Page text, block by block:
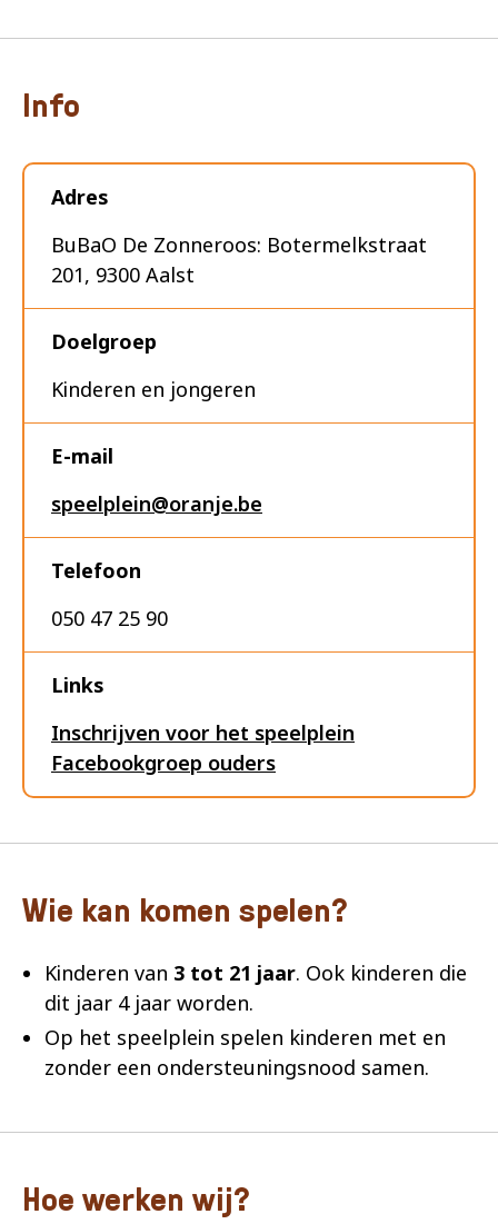
Info
Adres
BuBaO De Zonneroos: Botermelkstraat
201, 9300 Aalst
Doelgroep
Kinderen en jongeren
E-mail
speelplein@oranje.be
Telefoon
050 47 25 90
Links
Inschrijven voor het speelplein
Facebookgroep ouders
Wie kan komen spelen?
Kinderen van 3 tot 21 jaar. Ook kinderen die
dit jaar 4 jaar worden.
Op het speelplein spelen kinderen met en
zonder een ondersteuningsnood samen.
Hoe werken wij?